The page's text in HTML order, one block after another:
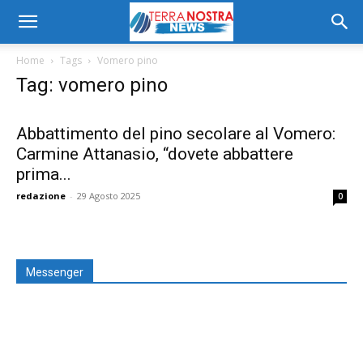
Home Tags Vomero pino
Tag: vomero pino
Abbattimento del pino secolare al Vomero:
Carmine Attanasio, “dovete abbattere
prima...
redazione - 29 Agosto 2025 0
Messenger